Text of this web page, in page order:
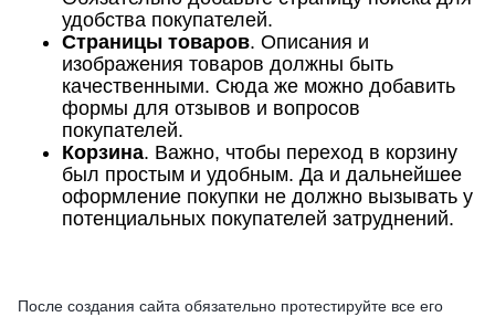
удобства покупателей.
Страницы товаров. Описания и
изображения товаров должны быть
качественными. Сюда же можно добавить
формы для отзывов и вопросов
покупателей.
Корзина. Важно, чтобы переход в корзину
был простым и удобным. Да и дальнейшее
оформление покупки не должно вызывать у
потенциальных покупателей затруднений.
После создания сайта обязательно протестируйте все его